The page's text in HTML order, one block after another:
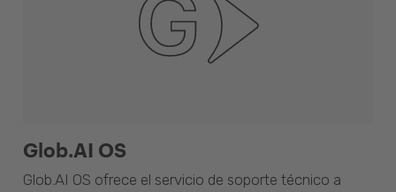
Glob.AI OS
Glob.AI OS ofrece el servicio de soporte técnico a